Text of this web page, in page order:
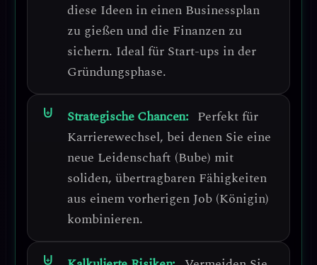
diese Ideen in einen Businessplan
zu gießen und die Finanzen zu
sichern. Ideal für Start-ups in der
Gründungsphase.
Strategische Chancen: Perfekt für
Karrierewechsel, bei denen Sie eine
neue Leidenschaft (Bube) mit
soliden, übertragbaren Fähigkeiten
aus einem vorherigen Job (Königin)
kombinieren.